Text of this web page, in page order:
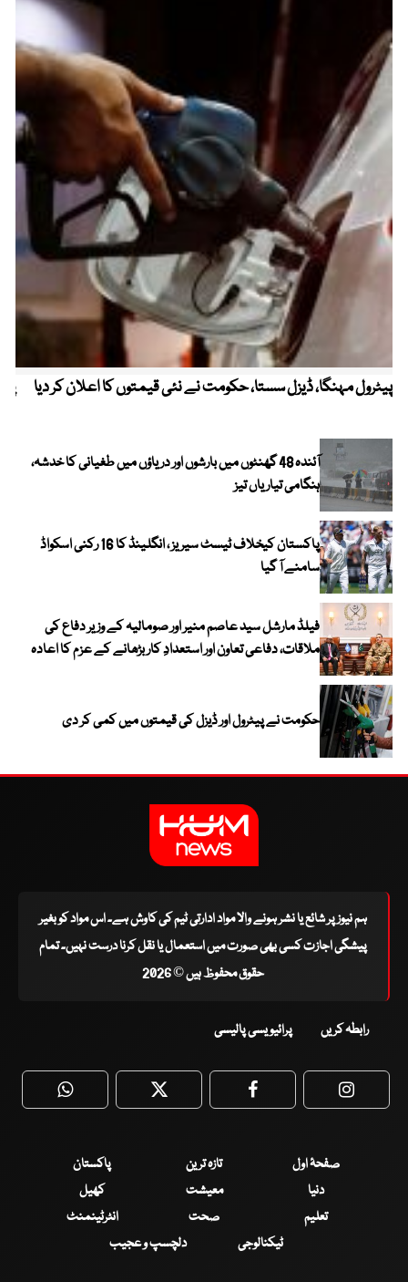
پیٹرول مہنگا، ڈیزل سستا، حکومت نے نئی قیمتوں کا اعلان کر دیا
آئندہ 48 گھنٹوں میں بارشوں اور دریاؤں میں طغیانی کا خدشہ،
ہنگامی تیاریاں تیز
پاکستان کیخلاف ٹیسٹ سیریز ، انگلینڈ کا 16 رکنی اسکواڈ
سامنے آ گیا
فیلڈ مارشل سید عاصم منیر اور صومالیہ کے وزیر دفاع کی
ملاقات، دفاعی تعاون اور استعدادِ کار بڑھانے کے عزم کا اعادہ
حکومت نے پیٹرول اور ڈیزل کی قیمتوں میں کمی کر دی
ہم نیوز پر شائع یا نشر ہونے والا مواد ادارتی ٹیم کی کاوش ہے۔ اس مواد کو بغیر
پیشگی اجازت کسی بھی صورت میں استعمال یا نقل کرنا درست نہیں۔ تمام
حقوق محفوظ ہیں © 2026
رابطہ کریں پرائیویسی پالیسی
WhatsApp Twitter Facebook
صفحۂ اول تازہ ترین
پاکستان
دنیا
معیشت
کھیل
تعلیم
صحت
انٹرٹینمنٹ
ٹیکنالوجی
دلچسپ و عجیب